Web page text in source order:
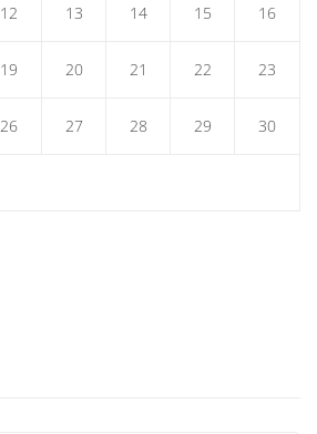
12 13 14 15 16
19 20 21 22 23
26 27 28 29 30